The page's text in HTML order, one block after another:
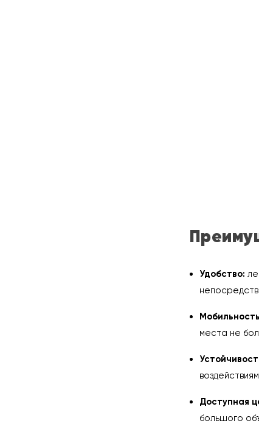
Удобство:
места не
Доступная
большого